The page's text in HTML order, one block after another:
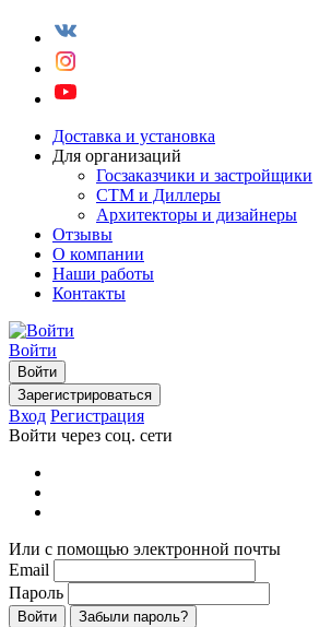
Доставка и установка
Для организаций
Госзаказчики и застройщики
СТМ и Диллеры
Архитекторы и дизайнеры
Отзывы
О компании
Наши работы
Контакты
Войти
Войти
Зарегистрироваться
Вход Регистрация
Войти через соц. сети
Или с помощью электронной почты
Email
Пароль
Войти Забыли пароль?